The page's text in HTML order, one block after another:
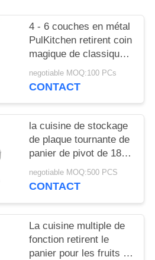
4 - 6 couches en métal
PulKitchen retirent coin
magique de classique
de panier/support le
grand
negotiable MOQ:100 PCs
CONTACT
la cuisine de stockage
de plaque tournante de
panier de pivot de 180
degrés retirent le
panier pour la cuisine
negotiable MOQ:500 PCS
CONTACT
La cuisine multiple de
fonction retirent le
panier pour les fruits et